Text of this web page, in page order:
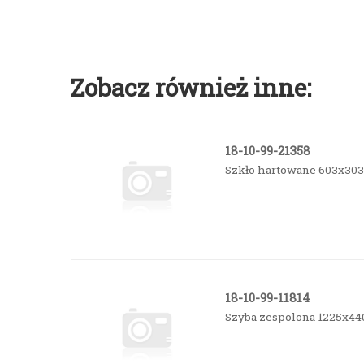
Zobacz również inne:
18-10-99-21358
Szkło hartowane 603x303
18-10-99-11814
Szyba zespolona